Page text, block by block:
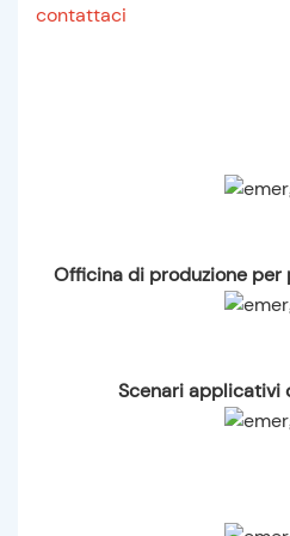
contattaci
Officina di produzione
Scenari applicativi